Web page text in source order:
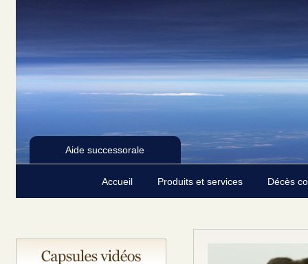
Aide successorale
Accueil Produits et services Décès